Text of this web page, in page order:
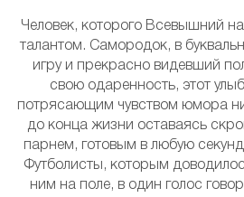
Человек, которого Всевышний
талантом. Самородок, в
игру и прекрасно видевший
свою одаренность, этот
потрясающим чувством юмора
до конца жизни оставаясь
парнем, готовым в любую
Футболисты, которым
ним на поле, в один голос